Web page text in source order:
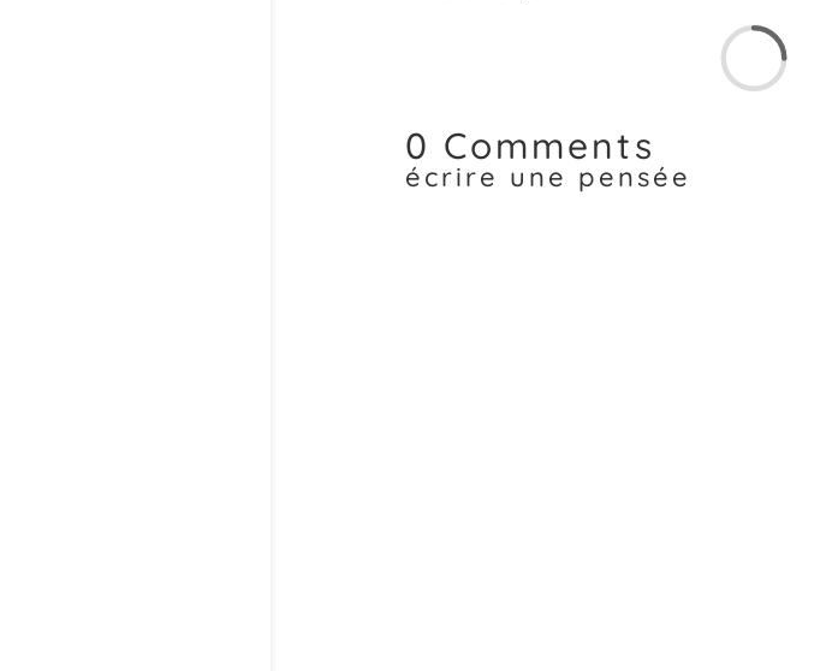
0 Comments
écrire une pensée